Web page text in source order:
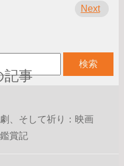
Next
、そして祈り：映画
賞記